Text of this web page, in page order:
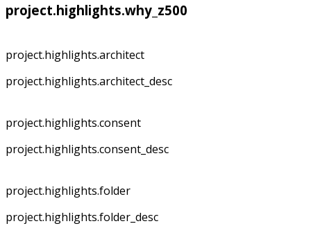
project.highlights.why_z500
project.highlights.architect
project.highlights.architect_desc
project.highlights.consent
project.highlights.consent_desc
project.highlights.folder
project.highlights.folder_desc